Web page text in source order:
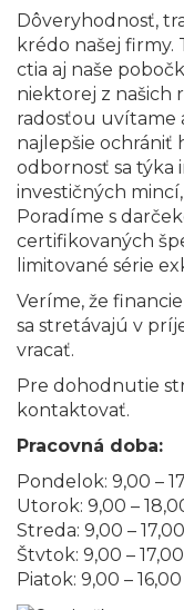
Dôveryhodnosť,
krédo našej
ctia aj naše
niektorej z našich
radosťou uvítame
najlepšie ochrániť
odbornosť sa týka
investičných
Poradíme s
certifikovaných
limitované série
Veríme, že
sa stretávajú v
vracať.
Pre dohodnutie
kontaktovať.
Pracovná doba:
Pondelok: 9,00 –
Utorok: 9,00 –
Streda: 9,00 –
Štvtok: 9,00 –
Piatok: 9,00 –